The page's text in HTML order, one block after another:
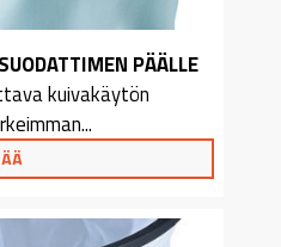
PÄÄLLE
kuivakäytön